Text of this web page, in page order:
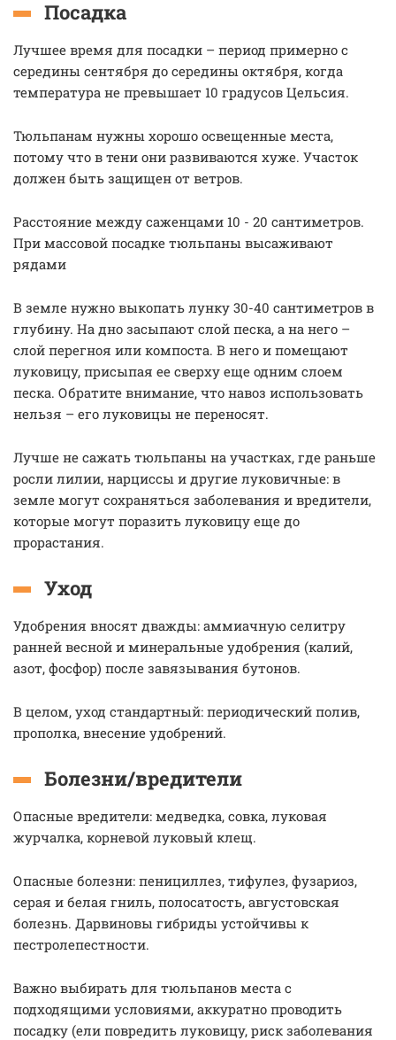
Посадка
Лучшее время для посадки – период примерно с
середины сентября до середины октября, когда
температура не превышает 10 градусов Цельсия.
Тюльпанам нужны хорошо освещенные места,
потому что в тени они развиваются хуже. Участок
должен быть защищен от ветров.
Расстояние между саженцами 10 - 20 сантиметров.
При массовой посадке тюльпаны высаживают
рядами
В земле нужно выкопать лунку 30-40 сантиметров в
глубину. На дно засыпают слой песка, а на него –
слой перегноя или компоста. В него и помещают
луковицу, присыпая ее сверху еще одним слоем
песка. Обратите внимание, что навоз использовать
нельзя – его луковицы не переносят.
Лучше не сажать тюльпаны на участках, где раньше
росли лилии, нарциссы и другие луковичные: в
земле могут сохраняться заболевания и вредители,
которые могут поразить луковицу еще до
прорастания.
Уход
Удобрения вносят дважды: аммиачную селитру
ранней весной и минеральные удобрения (калий,
азот, фосфор) после завязывания бутонов.
В целом, уход стандартный: периодический полив,
прополка, внесение удобрений.
Болезни/вредители
Опасные вредители: медведка, совка, луковая
журчалка, корневой луковый клещ.
Опасные болезни: пенициллез, тифулез, фузариоз,
серая и белая гниль, полосатость, августовская
болезнь. Дарвиновы гибриды устойчивы к
пестролепестности.
Важно выбирать для тюльпанов места с
подходящими условиями, аккуратно проводить
посадку (ели повредить луковицу, риск заболевания